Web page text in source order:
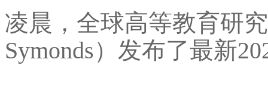
凌晨，全球高等教育研
Symonds）发布了最新